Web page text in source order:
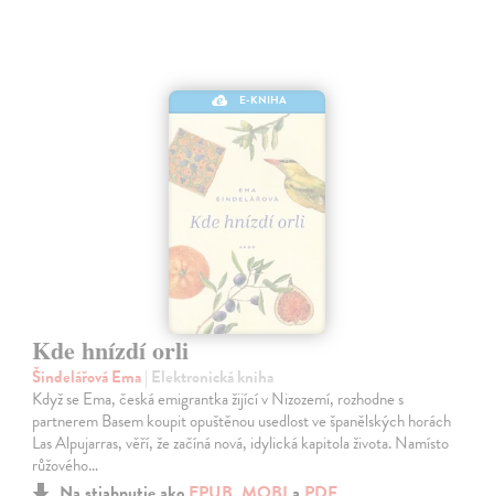
E-KNIHA
Kde hnízdí orli
Šindelářová Ema| Elektronická kniha
Když se Ema, česká emigrantka žijící v Nizozemí, rozhodne s
partnerem Basem koupit opuštěnou usedlost ve španělských horách
Las Alpujarras, věří, že začíná nová, idylická kapitola života. Namísto
růžového…